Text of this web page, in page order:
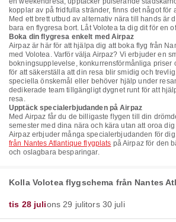
kopplar av på fridfulla stränder, finns det något för
Med ett brett utbud av alternativ nära till hands är
bara en flygresa bort. Låt Volotea ta dig dit för en
Boka din flygresa enkelt med Airpaz
Airpaz är här för att hjälpa dig att boka flyg från
med Volotea. Varför välja Airpaz? Vi erbjuder en
bokningsupplevelse, konkurrensförmånliga priser
för att säkerställa att din resa blir smidig och
speciella önskemål eller behöver hjälp under
dedikerade team tillgängligt dygnet runt för att
resa.
Upptäck specialerbjudanden på Airpaz
Med Airpaz får du de billigaste flygen till din
semester med dina nära och kära utan att oroa
Airpaz erbjuder många specialerbjudanden för
från Nantes Atlantique flygplats på Airpaz för den
och oslagbara besparingar.
Kolla Volotea flygschema från Nantes
tis 28 julions 29 julitors 30 juli